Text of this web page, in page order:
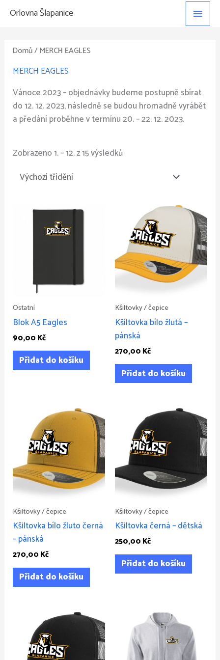
Přeskočit
Orlovna Šlapanice
menu
Domů/ MERCH EAGLES
MERCH EAGLES
Vánoce 2023 – objednávky budeme postupně sbírat
do 12. 12. 2023, následně se budou hromadně vyrábět
a předání proběhne v termínu 20. – 22. 12. 2023.
Zobrazeno 1. – 12. z 15 výsledků
Ostatní
Blok A5 Eagles
90,00 Kč
Přidat do košíku
Kšiltovky / čepice
Kšiltovka bílo žlutá –
pánská
270,00 Kč
Přidat do košíku
Kšiltovky / čepice
Kšiltovka bílo žluto černá
– pánská
270,00 Kč
Přidat do košíku
Kšiltovky / čepice
Kšiltovka černá – dětská
250,00 Kč
Přidat do košíku
až
produkt
má